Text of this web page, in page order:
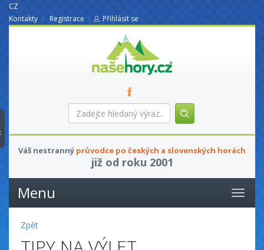
CZ
Kontakty
Registrace Přihlásit se
nasehory.cz
Zadejte
hledaný
Váš nestranný průvodce po českých a slovenských horách
již od roku 2001
Menu
Zpět